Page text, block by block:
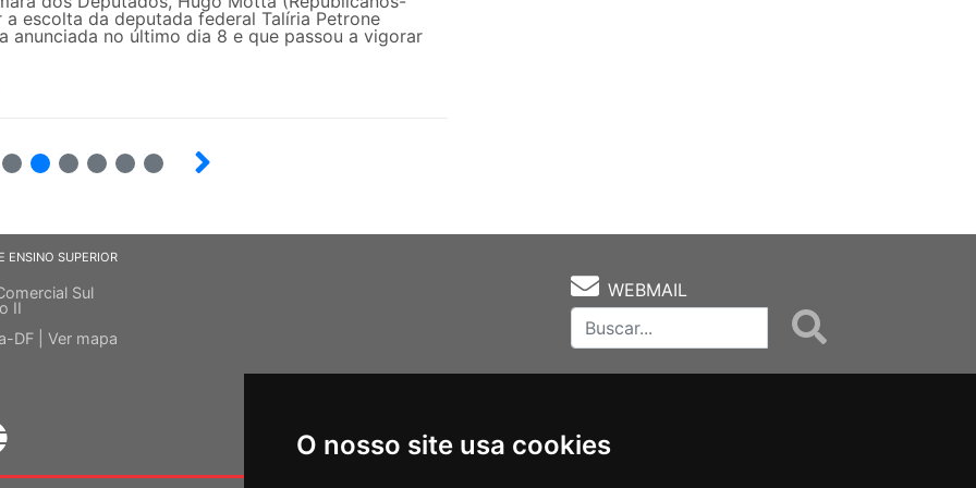
O nosso site usa cookies
a escolta da deputada federal Talíria Petrone
anunciada no último dia 8 e que passou a vigorar
ENSINO SUPERIOR
Sul
II
DF | Ver mapa
WEBMAIL